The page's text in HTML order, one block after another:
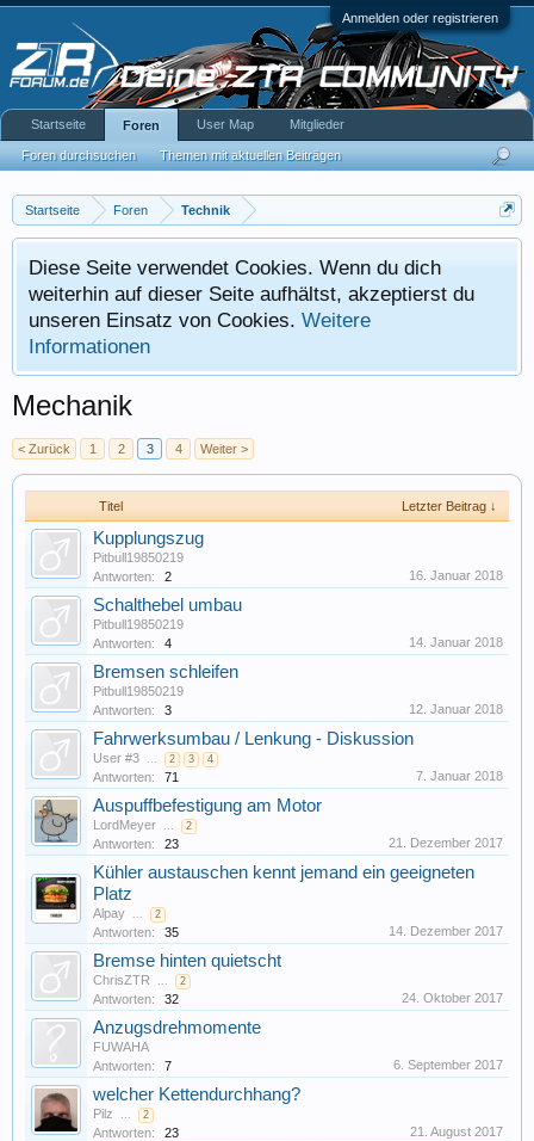
Anmelden oder registrieren
Startseite Foren Technik
Diese Seite verwendet Cookies. Wenn du dich
weiterhin auf dieser Seite aufhältst, akzeptierst du
unseren Einsatz von Cookies. Weitere
Informationen
Mechanik
< Zurück 1 2 3 4 Weiter >
Titel Letzter Beitrag ↓
Kupplungszug
Pitbull19850219
Antworten:
2 16. Januar 2018
Schalthebel umbau
Pitbull19850219
Antworten:
4 14. Januar 2018
Bremsen schleifen
Pitbull19850219
Antworten:
3 12. Januar 2018
Fahrwerksumbau / Lenkung - Diskussion
User #3 ... 2 3 4
Antworten: 71 7. Januar 2018
Auspuffbefestigung am Motor
LordMeyer ... 2
Antworten: 23 21. Dezember 2017
Kühler austauschen kennt jemand ein geeigneten
Platz
Alpay ... 2
Antworten: 35 14. Dezember 2017
Bremse hinten quietscht
ChrisZTR ... 2
Antworten: 32 24. Oktober 2017
Anzugsdrehmomente
FUWAHA
Antworten:
7 6. September 2017
welcher Kettendurchhang?
Pilz ... 2
Antworten: 23 21. August 2017
Startseite Foren
Foren durchsuchen Themen mit aktuellen Beiträgen
User Map Mitglieder